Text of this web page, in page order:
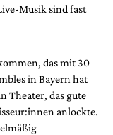
Musik sind fast
das mit 30
in Bayern hat
Theater, das gute
anlockte.